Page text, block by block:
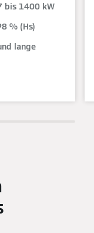
bis 1400 kW
% (Hs)
lange